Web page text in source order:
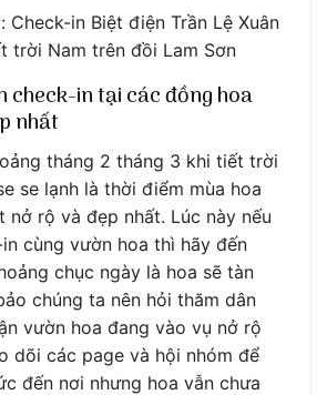
Check-in Biệt điện Trần Lệ Xuân
trời Nam trên đồi Lam Sơn
check-in tại các đồng hoa
nhất
tháng 2 tháng 3 khi tiết trời
se lạnh là thời điểm mùa hoa
nở rộ và đẹp nhất. Lúc này nếu
cùng vườn hoa thì hãy đến
chục ngày là hoa sẽ tàn
chúng ta nên hỏi thăm dân
vườn hoa đang vào vụ nở rộ
dõi các page và hội nhóm để
đến nơi nhưng hoa vẫn chưa